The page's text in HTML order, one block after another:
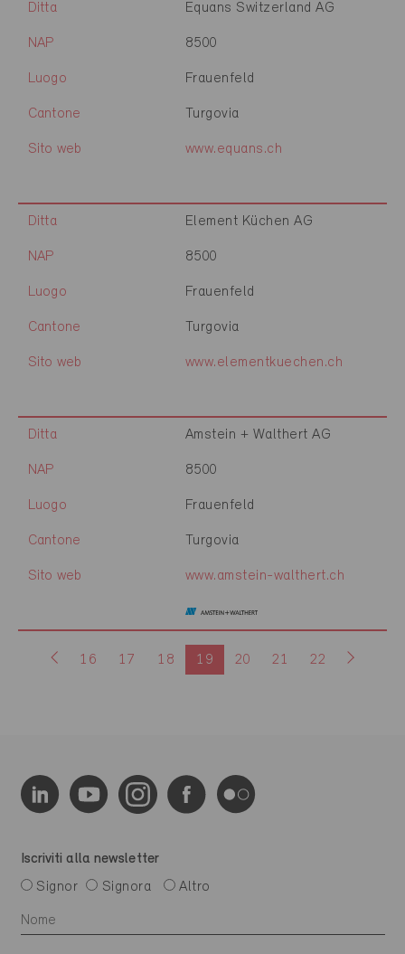
Ditta Equans Switzerland AG
NAP 8500
Luogo Frauenfeld
Cantone Turgovia
Sito web www.equans.ch
Ditta Element Küchen AG
NAP 8500
Luogo Frauenfeld
Cantone Turgovia
Sito web www.elementkuechen.ch
Ditta Amstein + Walthert AG
NAP 8500
Luogo Frauenfeld
Cantone Turgovia
Sito web www.amstein-walthert.ch
16 17 18 19 20 21 22
Iscriviti alla newsletter
Signor
Signora Altro